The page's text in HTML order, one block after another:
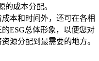
的成本分配。
本和时间外，还可在各相
ESG总体形象，以便您对
源分配到最需要的地方。